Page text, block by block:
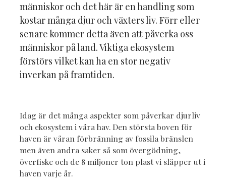
människor och det här är en handling som
kostar många djur och växters liv. Förr eller
senare kommer detta även att påverka oss
människor på land. Viktiga ekosystem
förstörs vilket kan ha en stor negativ
inverkan på framtiden.
Idag är det många aspekter som påverkar djurliv
och ekosystem i våra hav. Den största boven för
haven är våran förbränning av fossila bränslen
men även andra saker så som övergödning,
överfiske och de 8 miljoner ton plast vi släpper ut i
haven varje år.